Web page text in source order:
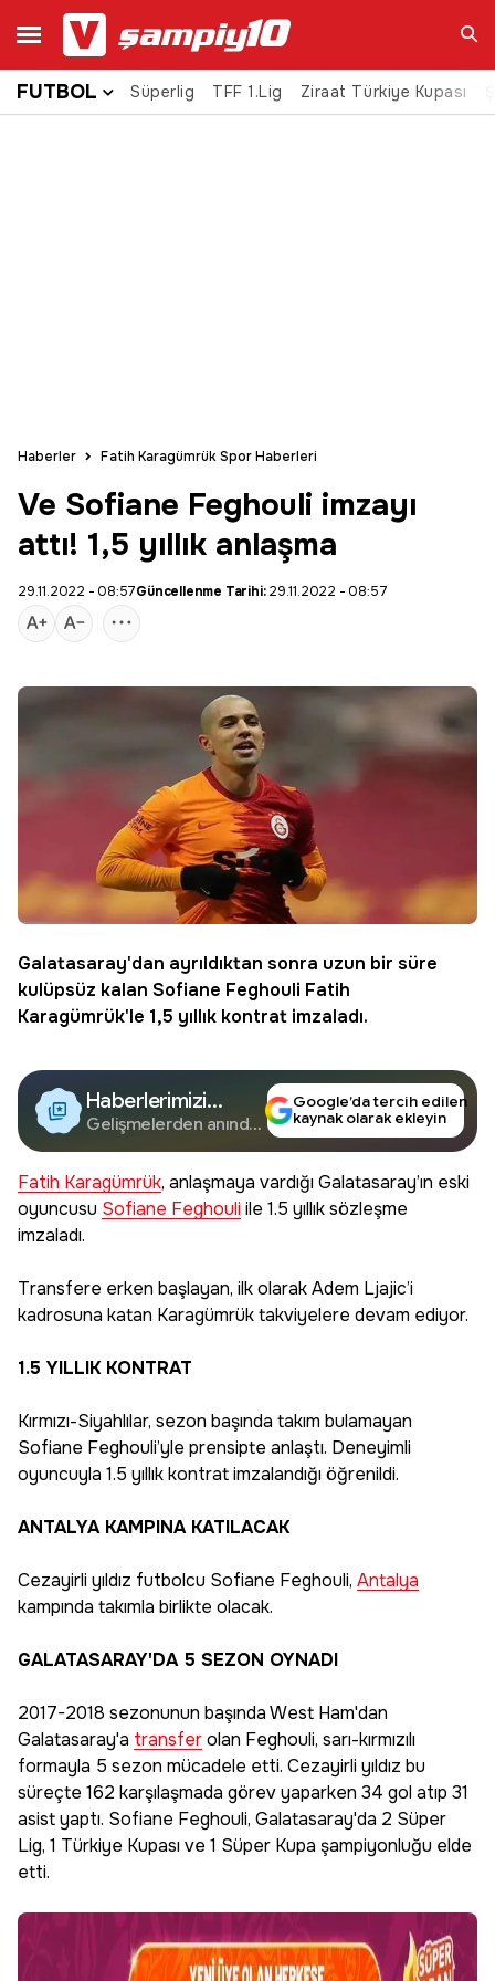
Ara
FUTBOL Süperlig TFF 1.Lig Ziraat Türkiye Kupası
Haberler Fatih Karagümrük Spor Haberleri
Ve Sofiane Feghouli imzayı
attı! 1,5 yıllık anlaşma
29.11.2022 - 08:57Güncellenme Tarihi:29.11.2022 - 08:57
Galatasaray'dan ayrıldıktan sonra uzun bir süre
kulüpsüz kalan Sofiane Feghouli Fatih
Karagümrük'le 1,5 yıllık kontrat imzaladı.
Haberlerimizi
Google'da Takip
Edin
Gelişmelerden anında
Google’da tercih edilen
kaynak olarak ekleyin
Fatih Karagümrük, anlaşmaya vardığı Galatasaray’ın eski
oyuncusu Sofiane Feghouliile 1.5 yıllık sözleşme
imzaladı.
Transfere erken başlayan, ilk olarak Adem Ljajic’i
kadrosuna katan Karagümrük takviyelere devam ediyor.
1.5 YILLIK KONTRAT
Kırmızı-Siyahlılar, sezon başında takım bulamayan
Sofiane Feghouli’yle prensipte anlaştı. Deneyimli
oyuncuyla 1.5 yıllık kontrat imzalandığı öğrenildi.
ANTALYA KAMPINA KATILACAK
Cezayirli yıldız futbolcu Sofiane Feghouli, Antalya
kampında takımla birlikte olacak.
GALATASARAY'DA 5 SEZON OYNADI
2017-2018 sezonunun başında West Ham'dan
Galatasaray'a transferolan Feghouli, sarı-kırmızılı
formayla 5 sezon mücadele etti. Cezayirli yıldız bu
süreçte 162 karşılaşmada görev yaparken 34 gol atıp 31
asist yaptı. Sofiane Feghouli, Galatasaray'da 2 Süper
Lig, 1 Türkiye Kupası ve 1 Süper Kupa şampiyonluğu elde
etti.